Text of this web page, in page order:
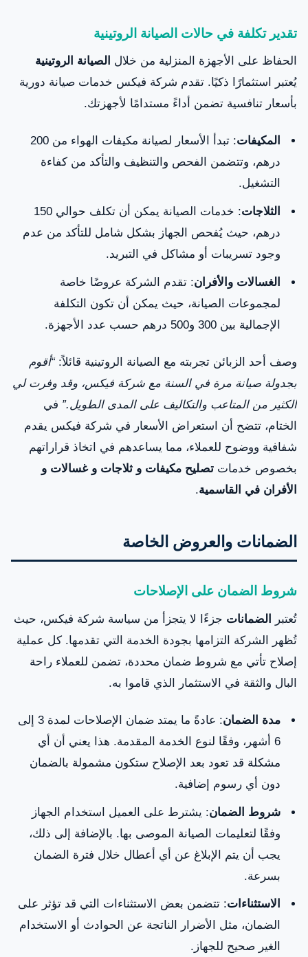
تقدير تكلفة في حالات الصيانة الروتينية
الحفاظ على الأجهزة المنزلية من خلال
الصيانة الروتينية
يُعتبر استثمارًا ذكيًا. تقدم شركة فيكس خدمات صيانة دورية
بأسعار تنافسية تضمن أداءً مستدامًا لأجهزتك.
المكيفات
: تبدأ الأسعار لصيانة مكيفات الهواء من 200
درهم، وتتضمن الفحص والتنظيف والتأكد من كفاءة
التشغيل.
الثلاجات
: خدمات الصيانة يمكن أن تكلف حوالي 150
درهم، حيث يُفحص الجهاز بشكل شامل للتأكد من عدم
وجود تسريبات أو مشاكل في التبريد.
الغسالات والأفران: تقدم الشركة عروضًا خاصة
لمجموعات الصيانة، حيث يمكن أن تكون التكلفة
الإجمالية بين 300 و500 درهم حسب عدد الأجهزة.
وصف أحد الزبائن تجربته مع الصيانة الروتينية قائلاً: “أقوم
بجدولة صيانة مرة في السنة مع شركة فيكس، وقد وفرت لي
الكثير من المتاعب والتكاليف على المدى الطويل.” في
الختام، تتضح أن استعراض الأسعار في شركة فيكس يقدم
شفافية ووضوح للعملاء، مما يساعدهم في اتخاذ قراراتهم
بخصوص خدمات تصليح مكيفات و ثلاجات و غسالات و
الأفران في القاسمية.
الضمانات والعروض الخاصة
شروط الضمان على الإصلاحات
تُعتبر الضمانات جزءًا لا يتجزأ من سياسة شركة فيكس، حيث
تُظهر الشركة التزامها بجودة الخدمة التي تقدمها. كل عملية
إصلاح تأتي مع شروط ضمان محددة، تضمن للعملاء راحة
البال والثقة في الاستثمار الذي قاموا به.
مدة الضمان
: عادةً ما يمتد ضمان الإصلاحات لمدة 3 إلى
6 أشهر، وفقًا لنوع الخدمة المقدمة. هذا يعني أن أي
مشكلة قد تعود بعد الإصلاح ستكون مشمولة بالضمان
دون أي رسوم إضافية.
شروط الضمان: يشترط على العميل استخدام الجهاز
وفقًا لتعليمات الصيانة الموصى بها. بالإضافة إلى ذلك،
يجب أن يتم الإبلاغ عن أي أعطال خلال فترة الضمان
بسرعة.
الاستثناءات: تتضمن بعض الاستثناءات التي قد تؤثر على
الضمان، مثل الأضرار الناتجة عن الحوادث أو الاستخدام
الغير صحيح للجهاز.